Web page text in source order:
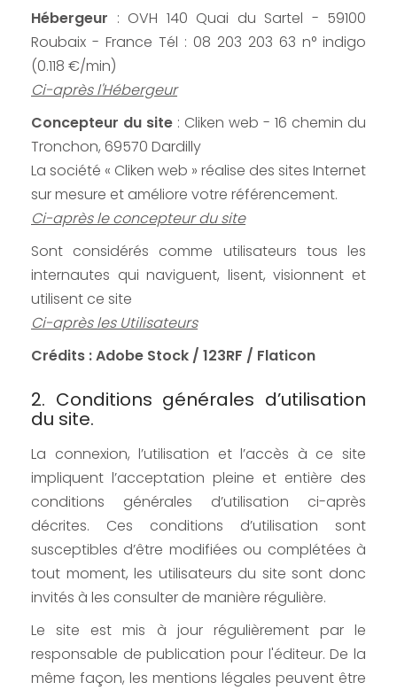
Hébergeur : OVH 140 Quai du Sartel - 59100
Roubaix - France Tél : 08 203 203 63 n° indigo
(0.118 €/min)
Ci-après l'Hébergeur
Concepteur du site : Cliken web - 16 chemin du
Tronchon, 69570 Dardilly
La société « Cliken web » réalise des sites Internet
sur mesure et améliore votre référencement.
Ci-après le concepteur du site
Sont considérés comme utilisateurs tous les
internautes qui naviguent, lisent, visionnent et
utilisent ce site
Ci-après les Utilisateurs
Crédits : Adobe Stock / 123RF / Flaticon
2. Conditions générales d’utilisation
du site.
La connexion, l’utilisation et l’accès à ce site
impliquent l’acceptation pleine et entière des
conditions générales d’utilisation ci-après
décrites. Ces conditions d’utilisation sont
susceptibles d’être modifiées ou complétées à
tout moment, les utilisateurs du site sont donc
invités à les consulter de manière régulière.
Le site est mis à jour régulièrement par le
responsable de publication pour l'éditeur. De la
même façon, les mentions légales peuvent être